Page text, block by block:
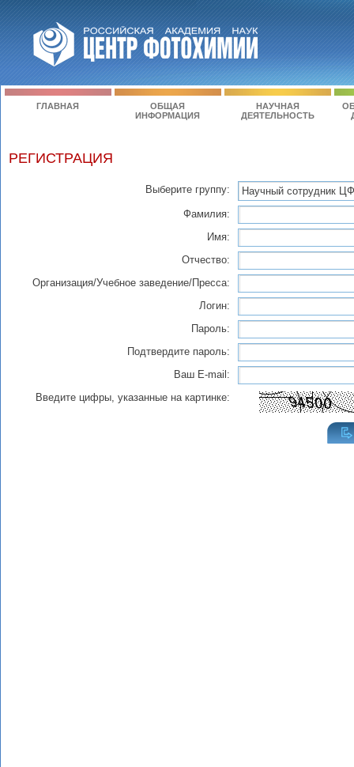
ГЛАВНАЯ
ОБЩАЯ
ИНФОРМАЦИЯ
НАУЧНАЯ
ДЕЯТЕЛЬНОСТЬ
РЕГИСТРАЦИЯ
Выберите группу:
Фамилия:
Имя:
Отчество:
Организация/Учебное заведение/Пресса:
Логин:
Пароль:
Подтвердите пароль:
Ваш E-mail:
Введите цифры, указанные на картинке: